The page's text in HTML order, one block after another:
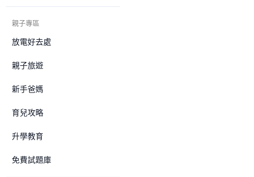
親子專區
放電好去處
親子旅遊
新手爸媽
育兒攻略
升學教育
免費試題庫